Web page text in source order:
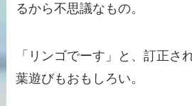
るから不思議なもの。
「リンゴでーす」と、訂正さ
葉遊びもおもしろい。